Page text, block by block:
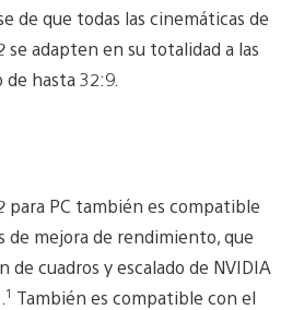
de que todas las cinemáticas de
se adapten en su totalidad a las
hasta 32:9.
para PC también es compatible
de mejora de rendimiento, que
de cuadros y escalado de NVIDIA
1 También es compatible con el